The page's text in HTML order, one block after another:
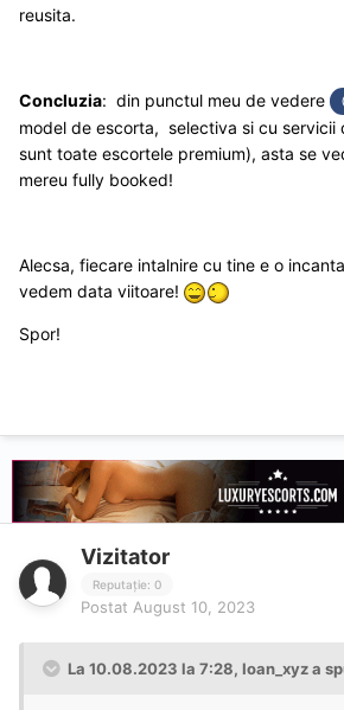
reusita.
Concluzia: din punctul meu de vedere
model de escorta, selectiva si cu servicii
sunt toate escortele premium), asta se
mereu fully booked!
Alecsa, fiecare intalnire cu tine e o
vedem data viitoare!
Spor!
Vizitator
Reputație: 0
Postat August 10, 2023
La 10.08.2023 la 7:28, Ioan_xyza